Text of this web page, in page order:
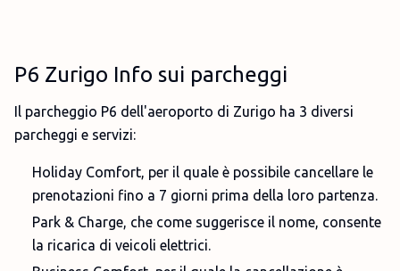
P6 Zurigo Info sui parcheggi
Il parcheggio P6 dell'aeroporto di Zurigo ha 3 diversi
parcheggi e servizi:
Holiday Comfort, per il quale è possibile cancellare le
prenotazioni fino a 7 giorni prima della loro partenza.
Park & Charge, che come suggerisce il nome, consente
la ricarica di veicoli elettrici.